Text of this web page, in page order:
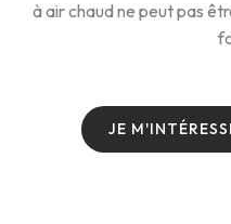
à air chaud ne peut pas
JE M'INTÉRESS
JE M'INTÉRESS